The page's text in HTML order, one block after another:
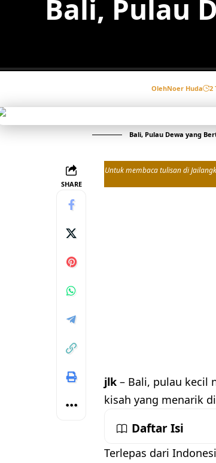
Bali, Pulau
OlehNoer Huda 2
Bali, Pulau Dewa yang
SHARE
Untuk membaca tulisan di
jlk – Bali, pulau kecil
kisah yang menarik
Daftar Isi
Terlepas dari